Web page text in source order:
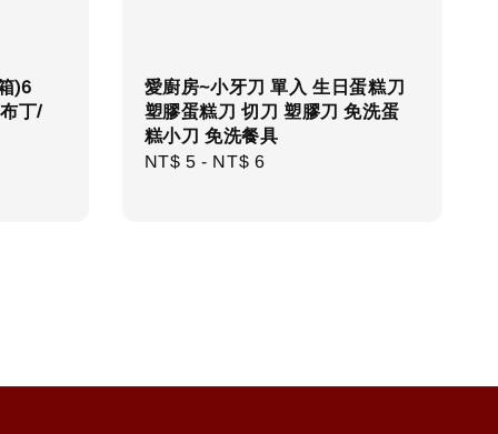
)6
丁/
愛廚房~小牙刀 單入 生日蛋糕刀
塑膠蛋糕刀 切刀 塑膠刀 免洗蛋
糕小刀 免洗餐具
Regular
NT$ 5 - NT$ 6